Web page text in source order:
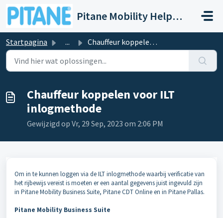
Doorgaan naar hoofdinhoud
Pitane Mobility Help- en Servicedesk
Startpagina ... Chauffeur koppelen voor ILT inlogmethode
Chauffeur koppelen voor ILT
inlogmethode
Gewijzigd op Vr, 29 Sep, 2023 om 2:06 PM
Om in te kunnen loggen via de ILT inlogmethode waarbij verificatie van
het rijbewijs vereist is moeten er een aantal gegevens juist ingevuld zijn
in Pitane Mobility Business Suite, Pitane CDT Online en in Pitane Pallas.
Pitane Mobility Business Suite